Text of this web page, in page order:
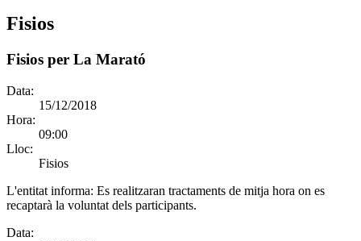
Fisios
Fisios per La Marató
Data:
15/12/2018
Hora:
09:00
Lloc:
Fisios
L'entitat informa: Es realitzaran tractaments de mitja hora on es
recaptarà la voluntat dels participants.
Data: